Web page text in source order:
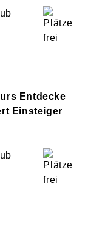
Entdecke
Einsteiger